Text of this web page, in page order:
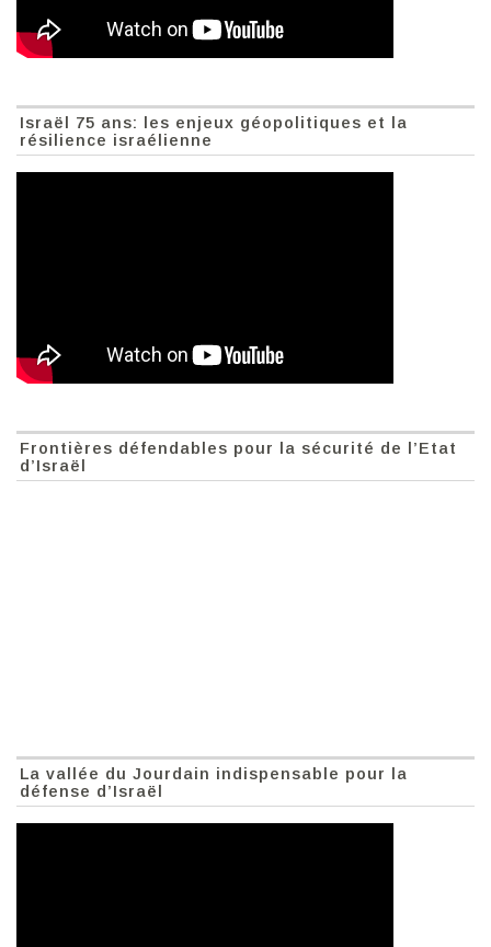
Israël 75 ans: les enjeux géopolitiques et la
résilience israélienne
Frontières défendables pour la sécurité de l’Etat
d’Israël
La vallée du Jourdain indispensable pour la
défense d’Israël